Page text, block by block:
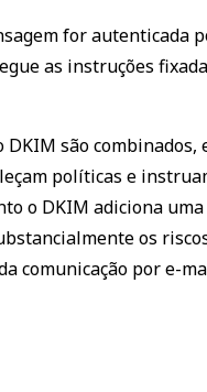
for autenticada
as instruções
DKIM são
políticas e
o DKIM adiciona
os
comunicação por e-